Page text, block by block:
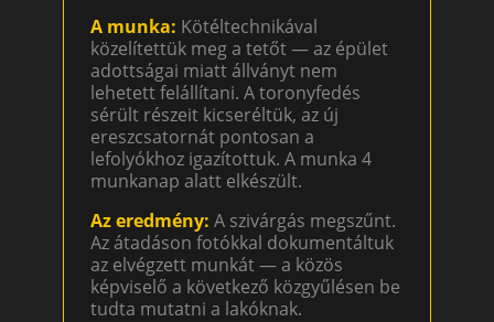
A munka: Kötéltechnikával
közelítettük meg a tetőt — az épület
adottságai miatt állványt nem
lehetett felállítani. A toronyfedés
sérült részeit kicseréltük, az új
ereszcsatornát pontosan a
lefolyókhoz igazítottuk. A munka 4
munkanap alatt elkészült.
Az eredmény: A szivárgás megszűnt.
Az átadáson fotókkal dokumentáltuk
az elvégzett munkát — a közös
képviselő a következő közgyűlésen be
tudta mutatni a lakóknak.